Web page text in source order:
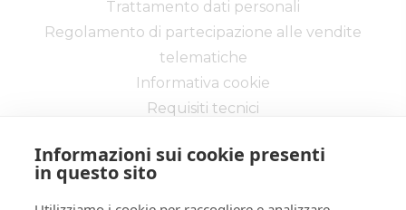
procedura
2024
vendita
PNLFNC80R61D150L
Pinelli
Trattamento dati personali
Regolamento di partecipazione alle vendite
telematiche
Informativa cookie
Requisiti tecnici
Informazioni sui cookie presenti
in questo sito